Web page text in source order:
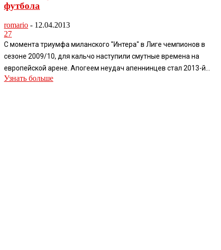
футбола
romario - 12.04.2013
27
С момента триумфа миланского "Интера" в Лиге чемпионов в
сезоне 2009/10, для кальчо наступили смутные времена на
европейской арене. Апогеем неудач апеннинцев стал 2013-й...
Узнать больше